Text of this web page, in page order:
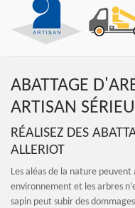
ABATTAGE
ARTISAN
RÉALISEZ DES
ALLERIOT
Les aléas de la nature
environnement et les arbres
sapin peut subir des